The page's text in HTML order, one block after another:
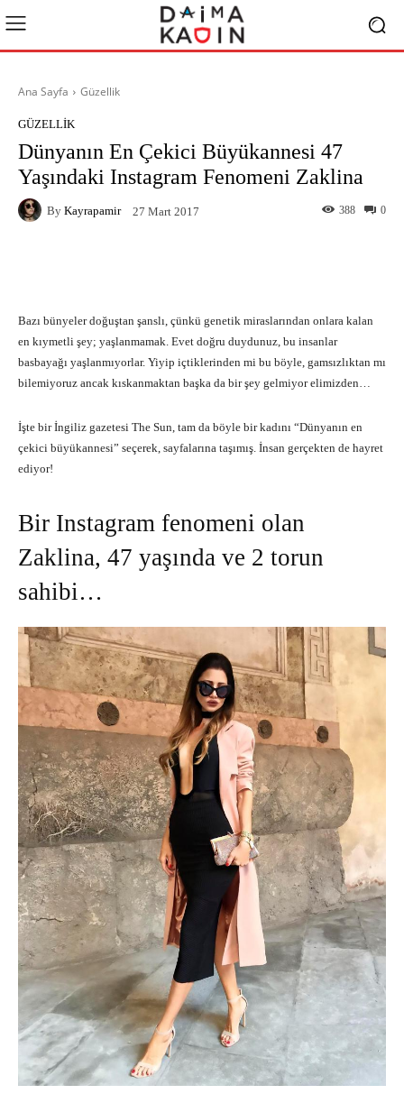
Ana Sayfa Güzellik
GÜZELLIK
Dünyanın En Çekici Büyükannesi 47
Yaşındaki Instagram Fenomeni Zaklina
By Kayrapamir 27 Mart 2017 0
388
Bazı bünyeler doğuştan şanslı, çünkü genetik miraslarından onlara kalan
en kıymetli şey; yaşlanmamak. Evet doğru duydunuz, bu insanlar
basbayağı yaşlanmıyorlar. Yiyip içtiklerinden mi bu böyle, gamsızlıktan mı
bilemiyoruz ancak kıskanmaktan başka da bir şey gelmiyor elimizden…
İşte bir İngiliz gazetesi The Sun, tam da böyle bir kadını “Dünyanın en
çekici büyükannesi” seçerek, sayfalarına taşımış. İnsan gerçekten de hayret
ediyor!
Bir Instagram fenomeni olan
Zaklina, 47 yaşında ve 2 torun
sahibi…